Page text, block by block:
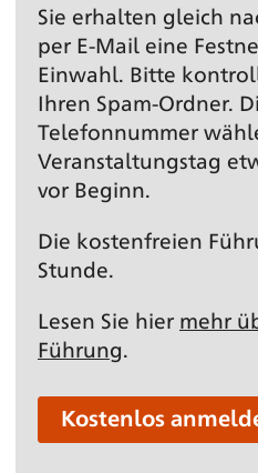
Sie erhalten gleich
per E-Mail eine
Einwahl. Bitte
Ihren Spam-Ordner.
Telefonnummer
Veranstaltungs­tag
vor Beginn.
Die kostenfreien
Stunde.
Lesen Sie hier mehr
Führung.
Kostenlos